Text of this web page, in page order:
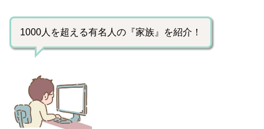
1000人を超える有名人の『家族』を紹介！